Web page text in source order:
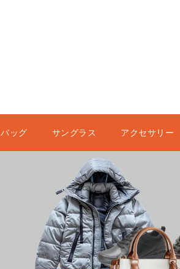
バッグ サングラス アクセサリー